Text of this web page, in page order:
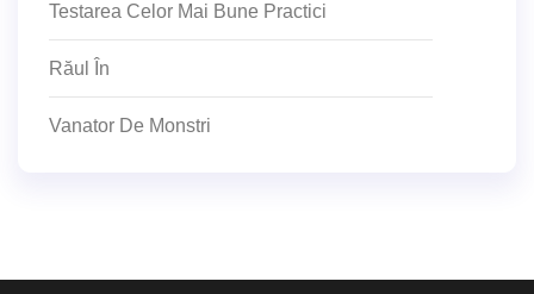
Testarea Celor Mai Bune Practici
Răul În
Vanator De Monstri